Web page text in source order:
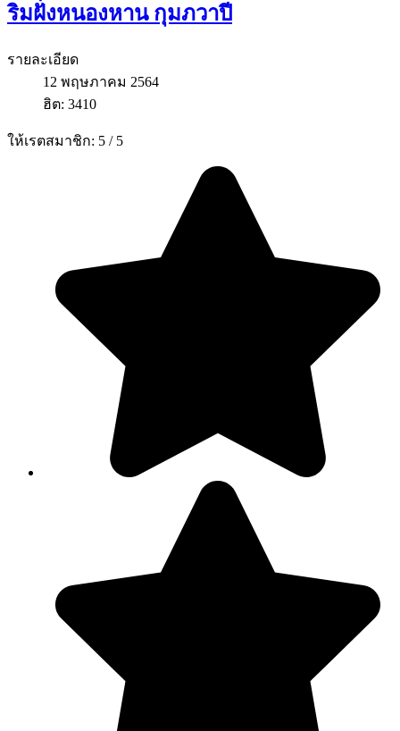
ริมฝั่งหนองหาน กุมภวาปี
รายละเอียด
12 พฤษภาคม 2564
ฮิต: 3410
ให้เรตสมาชิก: 5 / 5